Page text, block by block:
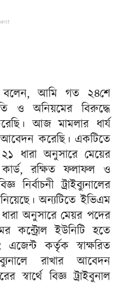
বলেন, আমি গত ২৪শে
ও অনিয়মের বিরুদ্ধে
আজ মামলার ধার্য
আবেদন করেছি। একটিতে
ধারা অনুসারে মেয়ের
রক্ষিত ফলাফল ও
ট্রাইব্যুনালের
অন্যটিতে ইভিএম
অনুসারে মেয়র পদের
কন্ট্রোল ইউনিটি হতে
এজেন্ট কর্তৃক স্বাক্ষরিত
রাখার আবেদন
স্বার্থে বিজ্ঞ ট্রাইবুনাল